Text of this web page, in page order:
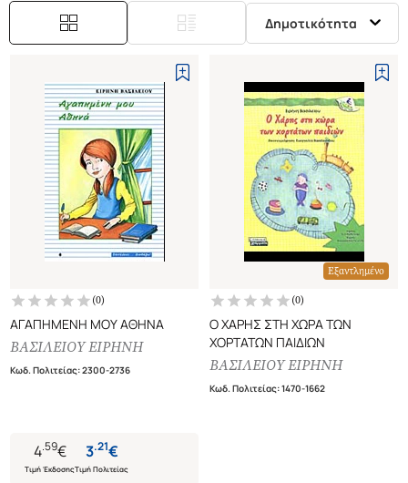
Δημοτικότητα
(0)
ΑΓΑΠΗΜΕΝΗ ΜΟΥ ΑΘΗΝΑ
ΒΑΣΙΛΕΙΟΥ ΕΙΡΗΝΗ
Κωδ. Πολιτείας:2300-2736
4.59€
Τιμή Έκδοσης
3.21€
Τιμή Πολιτείας
Εξαντλημένο
(0)
Ο ΧΑΡΗΣ ΣΤΗ ΧΩΡΑ ΤΩΝ
ΧΟΡΤΑΤΩΝ ΠΑΙΔΙΩΝ
ΒΑΣΙΛΕΙΟΥ ΕΙΡΗΝΗ
Κωδ. Πολιτείας:1470-1662